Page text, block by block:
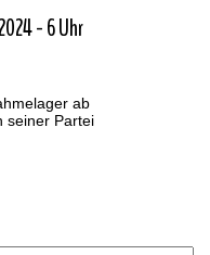
- 6 Uhr
ab
seiner Partei